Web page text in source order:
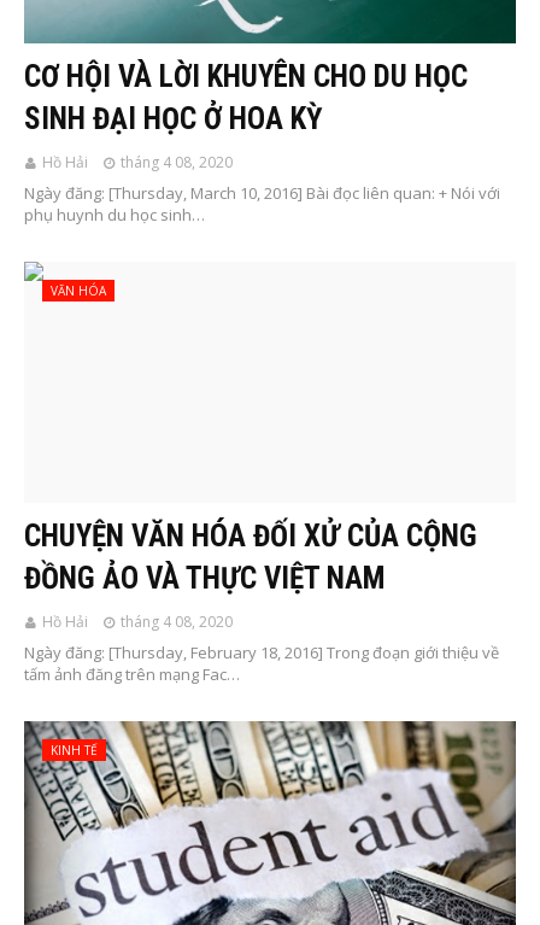
CƠ HỘI VÀ LỜI KHUYÊN CHO DU HỌC
SINH ĐẠI HỌC Ở HOA KỲ
Hồ Hải tháng 4 08, 2020
Ngày đăng: [Thursday, March 10, 2016] Bài đọc liên quan: + Nói với
phụ huynh du học sinh…
VĂN HÓA
CHUYỆN VĂN HÓA ĐỐI XỬ CỦA CỘNG
ĐỒNG ẢO VÀ THỰC VIỆT NAM
Hồ Hải tháng 4 08, 2020
Ngày đăng: [Thursday, February 18, 2016] Trong đoạn giới thiệu về
tấm ảnh đăng trên mạng Fac…
KINH TẾ